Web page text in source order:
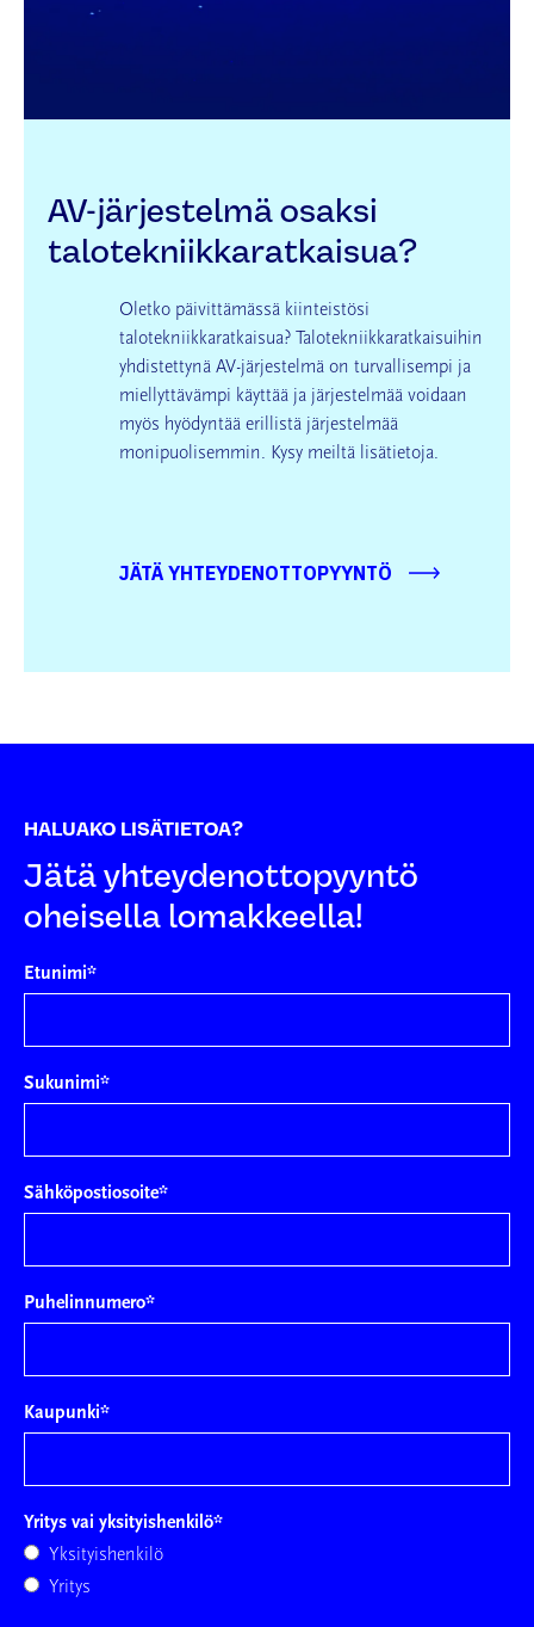
AV-järjestelmä osaksi
talotekniikkaratkaisua?
Oletko päivittämässä kiinteistösi
talotekniikkaratkaisua? Talotekniikkaratkaisuihin
yhdistettynä AV-järjestelmä on turvallisempi ja
miellyttävämpi käyttää ja järjestelmää voidaan
myös hyödyntää erillistä järjestelmää
monipuolisemmin. Kysy meiltä lisätietoja.
JÄTÄ YHTEYDENOTTOPYYNTÖ
HALUAKO LISÄTIETOA?
Jätä yhteydenottopyyntö
oheisella lomakkeella!
Etunimi*
Sukunimi*
Sähköpostiosoite*
Puhelinnumero*
Kaupunki*
Yritys vai yksityishenkilö*
Yksityishenkilö
Yritys